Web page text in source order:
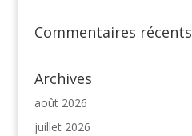
Commentaires récents
Archives
août 2026
juillet 2026